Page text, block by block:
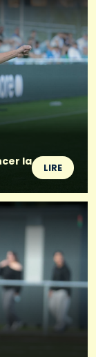
la
LIRE